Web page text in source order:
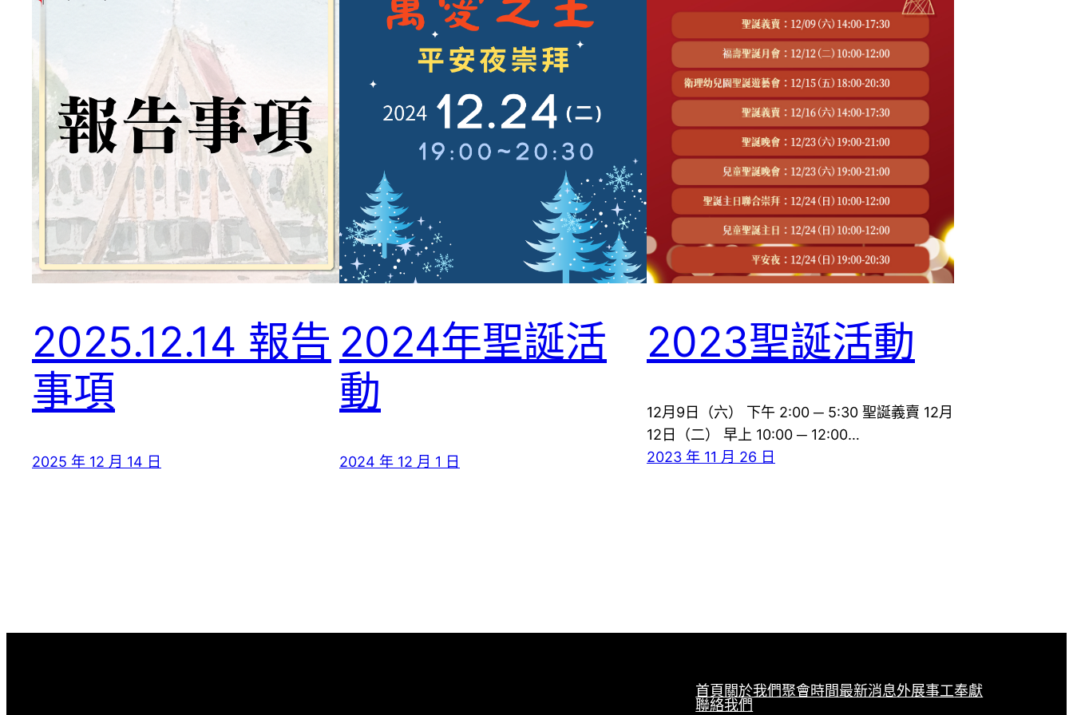
2025.12.14 報告
事項
2025 年 12 月 14 日
2024年聖誕活
動
2024 年 12 月 1 日
2023聖誕活動
12月9日（六） 下午 2:00 ─ 5:30 聖誕義賣 12月
12日（二） 早上 10:00 ─ 12:00…
2023 年 11 月 26 日
首頁關於我們聚會時間最新消息外展事工奉獻
聯絡我們